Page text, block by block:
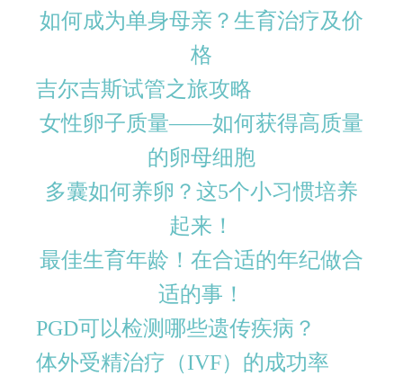
如何成为单身母亲？生育治疗及价
格
吉尔吉斯试管之旅攻略
女性卵子质量——如何获得高质量
的卵母细胞
多囊如何养卵？这5个小习惯培养
起来！
最佳生育年龄！在合适的年纪做合
适的事！
PGD​​可以检测哪些遗传疾病？
体外受精治疗（IVF）的成功率